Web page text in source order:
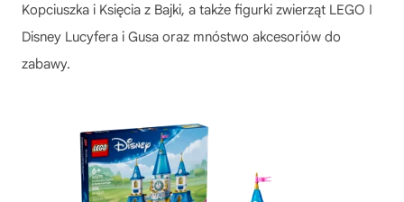
Kopciuszka i Księcia z Bajki, a także figurki zwierząt LEGO ǀ
Disney Lucyfera i Gusa oraz mnóstwo akcesoriów do
zabawy.